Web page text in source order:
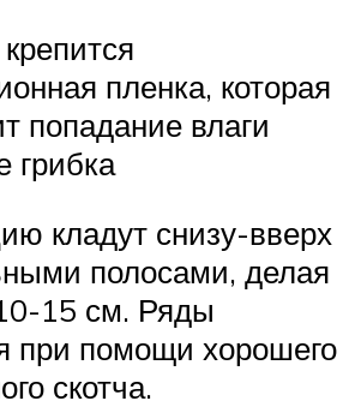
пленка, которая
попадание влаги
грибка
кладут снизу-вверх
полосами, делая
15 см. Ряды
при помощи хорошего
скотча.